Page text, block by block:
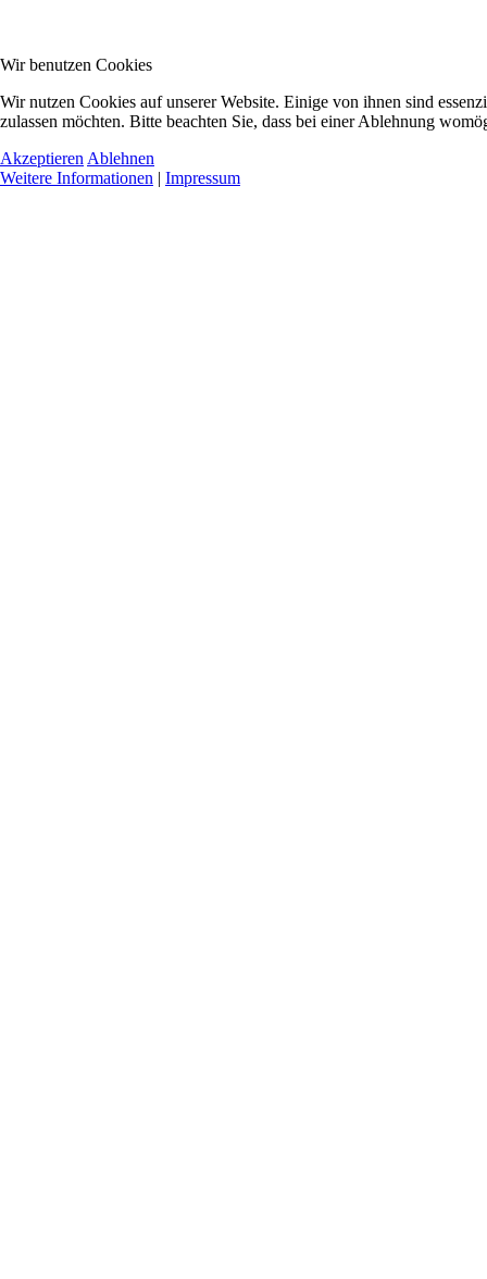
Wir benutzen Cookies
Wir nutzen Cookies auf unserer Website. Einige von ihnen sind
zulassen möchten. Bitte beachten Sie, dass bei einer Ablehnung
Akzeptieren Ablehnen
Weitere Informationen | Impressum